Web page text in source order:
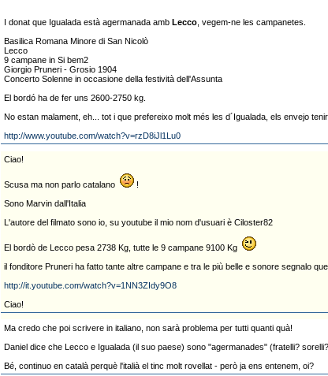
I donat que Igualada està agermanada amb Lecco , vegem-ne les campanetes.
Basilica Romana Minore di San Nicolò
Lecco
9 campane in Si bem2
Giorgio Pruneri - Grosio 1904
Concerto Solenne in occasione della festività dell'Assunta
El bordó ha de fer uns 2600-2750 kg.
No estan malament, eh... tot i que prefereixo molt més les d´Igualada, els envejo
http://www.youtube.com/watch?v=rzD8iJl1Lu0
Ciao!
Scusa ma non parlo catalano
!
Sono Marvin dall'Italia
L'autore del filmato sono io, su youtube il mio nom d'usuari è Ciloster82
El bordò de Lecco pesa 2738 Kg, tutte le 9 campane 9100 Kg
il fonditore Pruneri ha fatto tante altre campane e tra le più belle e sonore segnalo
http://it.youtube.com/watch?v=1NN3ZIdy9O8
Ciao!
Ma credo che poi scrivere in italiano, non sarà problema per tutti quanti quà!
Daniel dice che Lecco e Igualada (il suo paese) sono "agermanades" (fratelli?
Bé, continuo en català perquè l'italià el tinc molt rovellat - però ja ens entenem, oi?